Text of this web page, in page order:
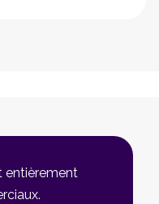
entièrement